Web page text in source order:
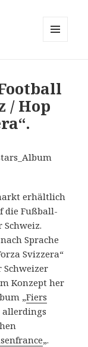
/ Hop
erhältlich
die Fußball-
Sprache
Svizzera“
Schweizer
Konzept her
„Fiers
allerdings
„.